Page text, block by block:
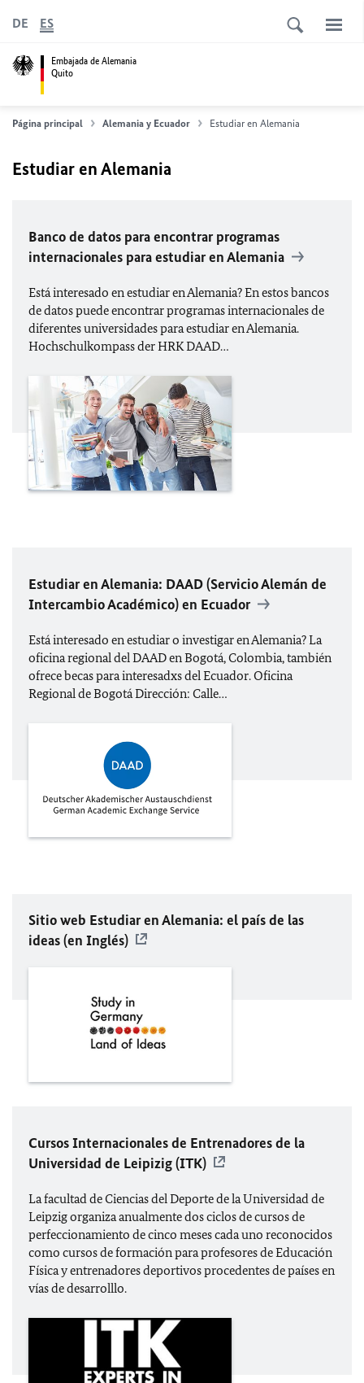
Embajada de Alemania
Quito
DE ES
Página principal Alemania y Ecuador Estudiar en Alemania
Estudiar en Alemania
Banco de datos para encontrar programas
internacionales para estudiar en Alemania
Está interesado en estudiar en Alemania? En estos bancos
de datos puede encontrar programas internacionales de
diferentes universidades para estudiar en Alemania.
Hochschulkompass der HRKDAAD…
Estudiar en Alemania: DAAD(Servicio Alemán de
Intercambio Académico) en Ecuador
Está interesado en estudiar o investigar en Alemania? La
oficina regional del DAADen Bogotá, Colombia, también
ofrece becas para interesadxs del Ecuador. Oficina
Regional de Bogotá Dirección: Calle…
Sitio web Estudiar en Alemania: el país de las
ideas (en Inglés)
Cursos Internacionales de Entrenadores de la
Universidad de Leipizig (ITK)
La facultad de Ciencias del Deporte de la Universidad de
Leipzig organiza anualmente dos ciclos de cursos de
perfeccionamiento de cinco meses cada uno reconocidos
como cursos de formación para profesores de Educación
Física y entrenadores deportivos procedentes de países en
vías de desarrolllo.